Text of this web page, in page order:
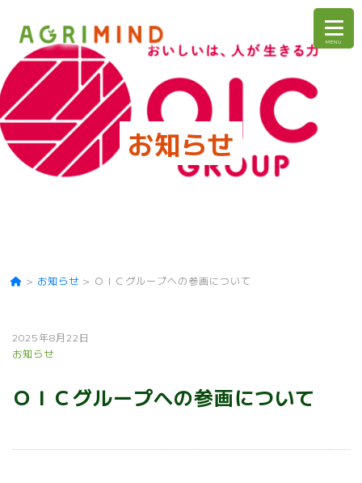
お知らせ
> お知らせ > ＯＩＣグループへの参画について
2025年8月22日
お知らせ
ＯＩＣグループへの参画について